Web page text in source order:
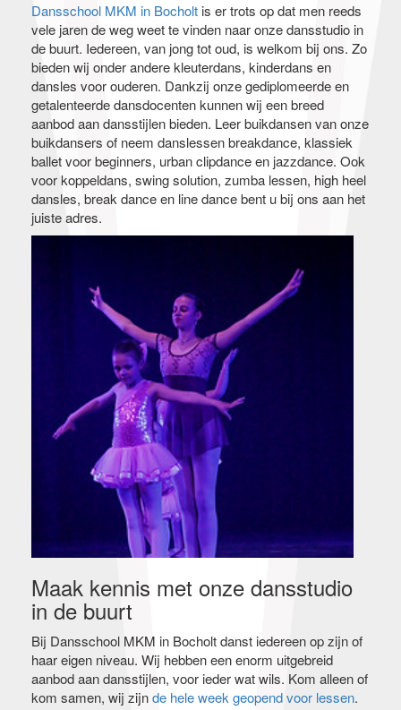
Dansschool MKM in Bocholt is er trots op dat men reeds
vele jaren de weg weet te vinden naar onze dansstudio in
de buurt. Iedereen, van jong tot oud, is welkom bij ons. Zo
bieden wij onder andere kleuterdans, kinderdans en
dansles voor ouderen. Dankzij onze gediplomeerde en
getalenteerde dansdocenten kunnen wij een breed
aanbod aan dansstijlen bieden. Leer buikdansen van onze
buikdansers of neem danslessen breakdance, klassiek
ballet voor beginners, urban clipdance en jazzdance. Ook
voor koppeldans, swing solution, zumba lessen, high heel
dansles, break dance en line dance bent u bij ons aan het
juiste adres.
Maak kennis met onze dansstudio
in de buurt
Bij Dansschool MKM in Bocholt danst iedereen op zijn of
haar eigen niveau. Wij hebben een enorm uitgebreid
aanbod aan dansstijlen, voor ieder wat wils. Kom alleen of
kom samen, wij zijnde hele week geopend voor lessen.